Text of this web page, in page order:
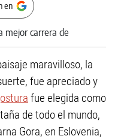
en
maravilloso, la
fue apreciado y
fue elegida como
de todo el mundo,
Gora, en Eslovenia,